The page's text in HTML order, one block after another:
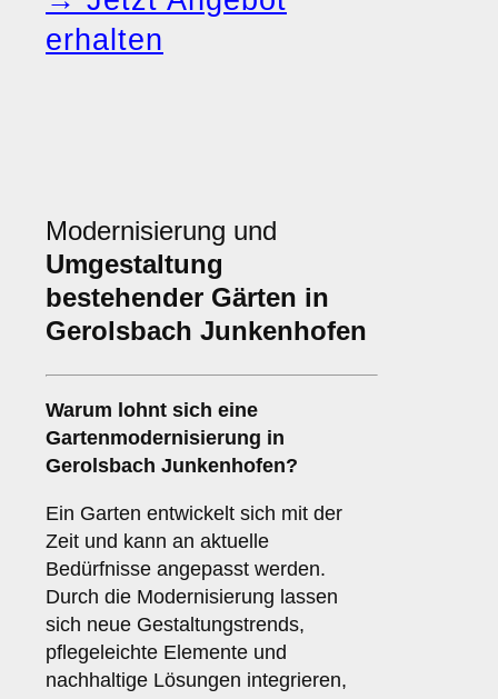
erhalten
Modernisierung und
Umgestaltung
bestehender Gärten in
Gerolsbach Junkenhofen
Warum lohnt sich eine
Gartenmodernisierung in
Gerolsbach Junkenhofen?
Ein Garten entwickelt sich mit der
Zeit und kann an aktuelle
Bedürfnisse angepasst werden.
Durch die Modernisierung lassen
sich neue Gestaltungstrends,
pflegeleichte Elemente und
nachhaltige Lösungen integrieren,